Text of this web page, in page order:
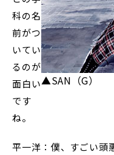
▲SAN（G）
科の名
前がつ
いてい
るのが
面白い
です
ね。
平一洋：僕、すごい頭